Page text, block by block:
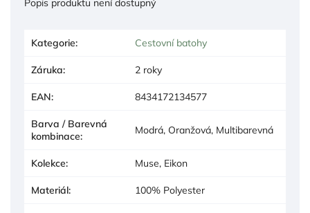
Popis produktu není dostupný
Kategorie: Cestovní batohy
Záruka: 2 roky
EAN: 8434172134577
Barva / Barevná
kombinace: Modrá, Oranžová, Multibarevná
Kolekce: Muse, Eikon
Materiál: 100% Polyester